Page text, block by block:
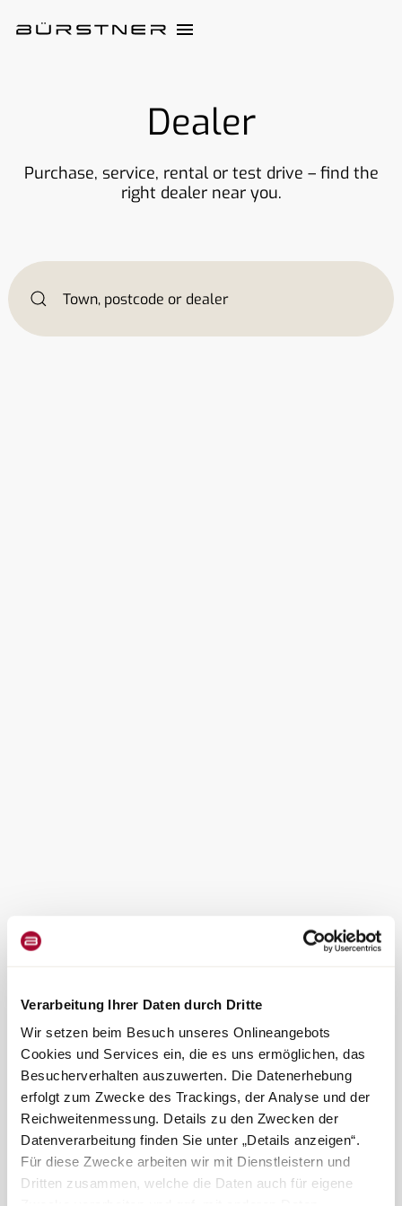
Verarbeitung Ihrer Daten durch Dritte
Wir setzen beim Besuch unseres Onlineangebots
Cookies und Services ein, die es uns ermöglichen, das
Besucherverhalten auszuwerten. Die Datenerhebung
erfolgt zum Zwecke des Trackings, der Analyse und der
Reichweitenmessung. Details zu den Zwecken der
Datenverarbeitung finden Sie unter „Details anzeigen“.
Für diese Zwecke arbeiten wir mit Dienstleistern und
Dritten zusammen, welche die Daten auch für eigene
Dealer
Purchase, service, rental or test drive – find the
right dealer near you.